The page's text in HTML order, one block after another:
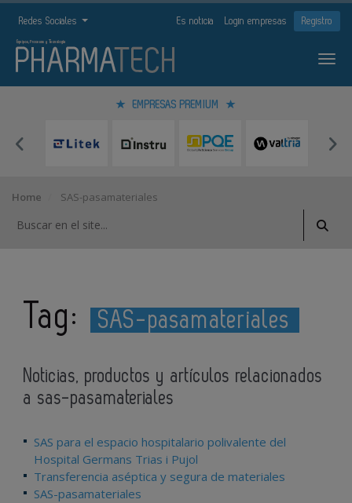
Redes Sociales Es noticia Login empresas Registro
EMPRESAS PREMIUM
Home SAS-pasamateriales
Tag: SAS-pasamateriales
Noticias, productos y artículos relacionados
a sas-pasamateriales
SAS para el espacio hospitalario polivalente del
Hospital Germans Trias i Pujol
Transferencia aséptica y segura de materiales
SAS-pasamateriales